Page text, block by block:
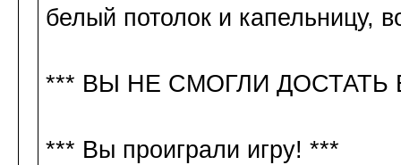
белый потолок и капельницу,
*** ВЫ НЕ СМОГЛИ ДОСТАТЬ
*** Вы проиграли игру! ***